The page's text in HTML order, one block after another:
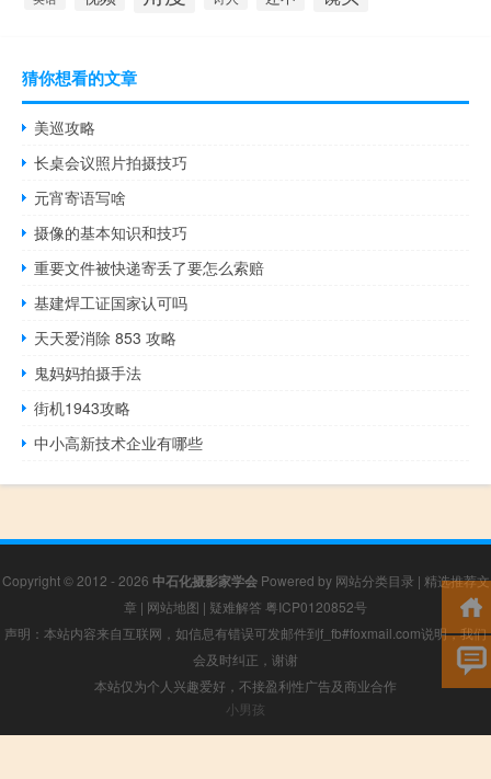
猜你想看的文章
美巡攻略
长桌会议照片拍摄技巧
元宵寄语写啥
摄像的基本知识和技巧
重要文件被快递寄丢了要怎么索赔
基建焊工证国家认可吗
天天爱消除 853 攻略
鬼妈妈拍摄手法
街机1943攻略
中小高新技术企业有哪些
Copyright © 2012 - 2026 中石化摄影家学会Powered by 网站分类目录 | 精选推荐文
章 | 网站地图 | 疑难解答 粤ICP0120852号
声明：本站内容来自互联网，如信息有错误可发邮件到f_fb#foxmail.com说明，我们
会及时纠正，谢谢
本站仅为个人兴趣爱好，不接盈利性广告及商业合作
小男孩